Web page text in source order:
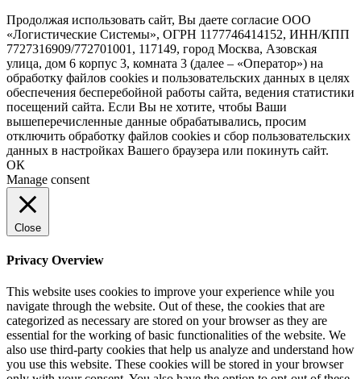
Продолжая использовать сайт, Вы даете согласие ООО
«Логистические Системы», ОГРН 1177746414152, ИНН/КПП
7727316909/772701001, 117149, город Москва, Азовская
улица, дом 6 корпус 3, комната 3 (далее – «Оператор») на
обработку файлов cookies и пользовательских данных в целях
обеспечения бесперебойной работы сайта, ведения статистики
посещений сайта. Если Вы не хотите, чтобы Ваши
вышеперечисленные данные обрабатывались, просим
отключить обработку файлов cookies и сбор пользовательских
данных в настройках Вашего браузера или покинуть сайт.
ОК
Manage consent
Close
Privacy Overview
This website uses cookies to improve your experience while you
navigate through the website. Out of these, the cookies that are
categorized as necessary are stored on your browser as they are
essential for the working of basic functionalities of the website. We
also use third-party cookies that help us analyze and understand how
you use this website. These cookies will be stored in your browser